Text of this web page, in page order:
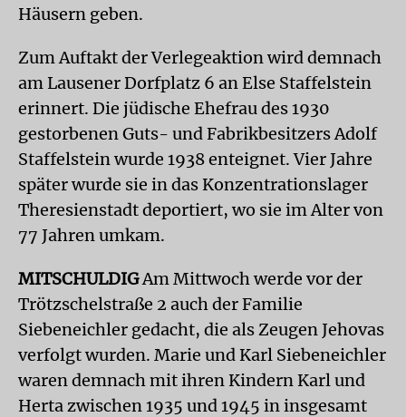
Häusern geben.
Zum Auftakt der Verlegeaktion wird demnach
am Lausener Dorfplatz 6 an Else Staffelstein
erinnert. Die jüdische Ehefrau des 1930
gestorbenen Guts- und Fabrikbesitzers Adolf
Staffelstein wurde 1938 enteignet. Vier Jahre
später wurde sie in das Konzentrationslager
Theresienstadt deportiert, wo sie im Alter von
77 Jahren umkam.
MITSCHULDIGAm Mittwoch werde vor der
Trötzschelstraße 2 auch der Familie
Siebeneichler gedacht, die als Zeugen Jehovas
verfolgt wurden. Marie und Karl Siebeneichler
waren demnach mit ihren Kindern Karl und
Herta zwischen 1935 und 1945 in insgesamt